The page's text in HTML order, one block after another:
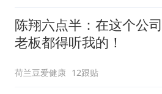
陈翔六点半：在这个公司
老板都得听我的！
荷兰豆爱健康 12跟贴